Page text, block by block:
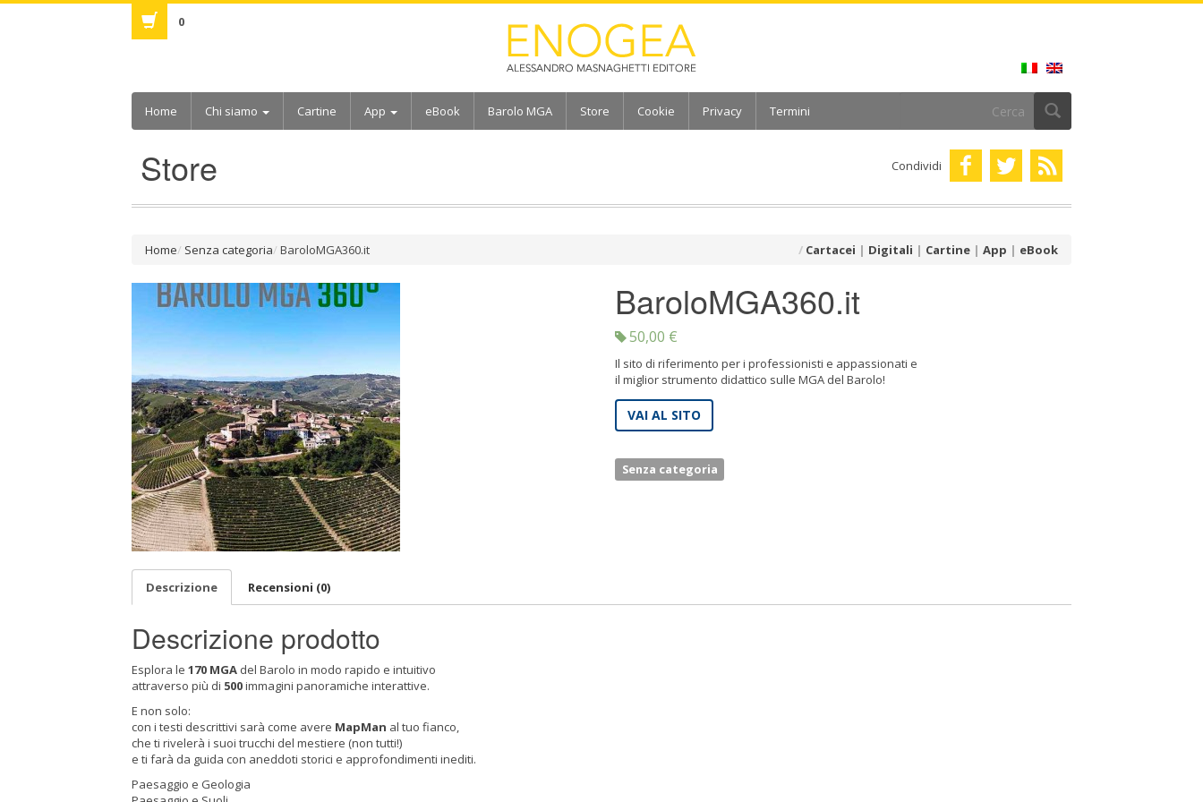
0
Home Chi siamo Cartine App eBook Barolo MGA Store Cookie Privacy Termini
Condividi
Store
Home Senza categoria BaroloMGA360.it Cartacei | Digitali | Cartine | App | eBook
BaroloMGA360.it
50,00 €
Il sito di riferimento per i professionisti e appassionati e
il miglior strumento didattico sulle MGA del Barolo!
VAI AL SITO
Senza categoria
Descrizione Recensioni (0)
Descrizione prodotto
Esplora le 170 MGA del Barolo in modo rapido e intuitivo
attraverso più di 500immagini panoramiche interattive.
E non solo:
con i testi descrittivi sarà come avere MapMan al tuo fianco,
che ti rivelerà i suoi trucchi del mestiere (non tutti!)
e ti farà da guida con aneddoti storici e approfondimenti inediti.
Paesaggio e Geologia